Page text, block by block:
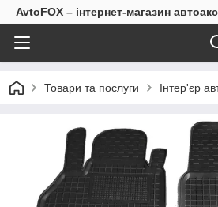
AvtoFOX – інтернет-магазин
Товари та послуги Інтер'єр